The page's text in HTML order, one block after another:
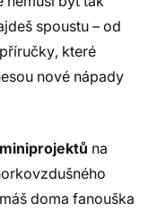
spoustu – od
které
nové nápady
na
doma fanouška